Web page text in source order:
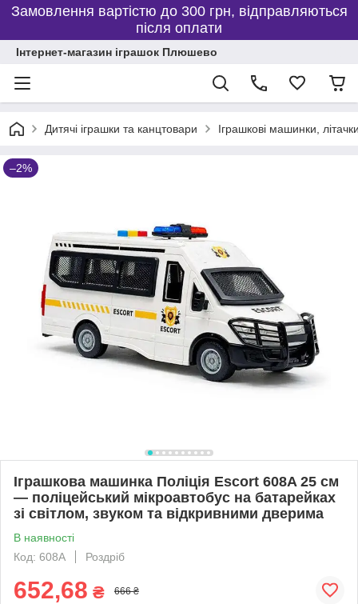
Замовлення вартістю до 300 грн, відправляються
після оплати
Інтернет-магазин іграшок Плюшево
Дитячі іграшки та канцтовари Іграшкові машинки,
–2%
Іграшкова машинка Поліція Escort 608A 25 см
— поліцейський мікроавтобус на батарейках
зі світлом, звуком та відкривними дверима
В наявності
Код: 608A
Роздріб
652,68 ₴ 666 ₴